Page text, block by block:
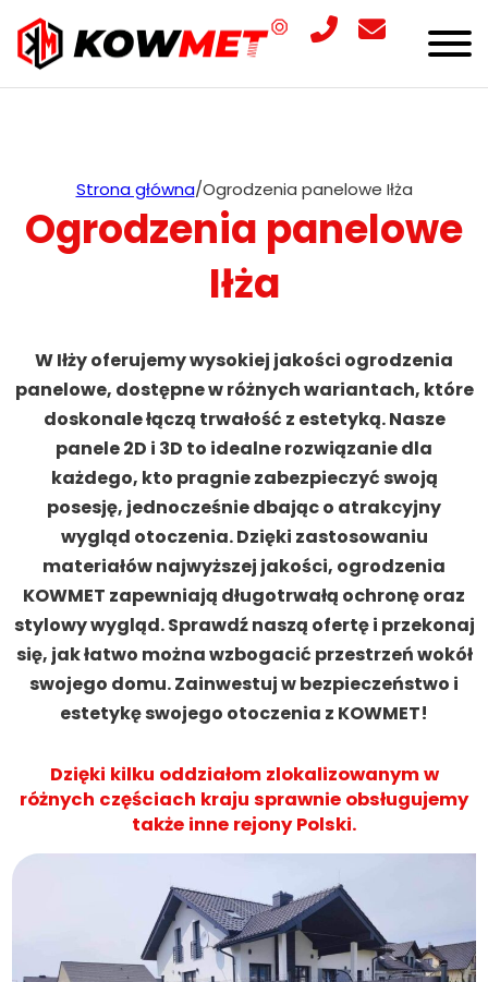
Strona główna/Ogrodzenia panelowe Iłża
Ogrodzenia panelowe
Iłża
W Iłży oferujemy wysokiej jakości ogrodzenia
panelowe, dostępne w różnych wariantach, które
doskonale łączą trwałość z estetyką. Nasze
panele 2D i 3D to idealne rozwiązanie dla
każdego, kto pragnie zabezpieczyć swoją
posesję, jednocześnie dbając o atrakcyjny
wygląd otoczenia. Dzięki zastosowaniu
materiałów najwyższej jakości, ogrodzenia
KOWMET zapewniają długotrwałą ochronę oraz
stylowy wygląd. Sprawdź naszą ofertę i przekonaj
się, jak łatwo można wzbogacić przestrzeń wokół
swojego domu. Zainwestuj w bezpieczeństwo i
estetykę swojego otoczenia z KOWMET!
Dzięki kilku oddziałom zlokalizowanym w
różnych częściach kraju sprawnie obsługujemy
także inne rejony Polski.